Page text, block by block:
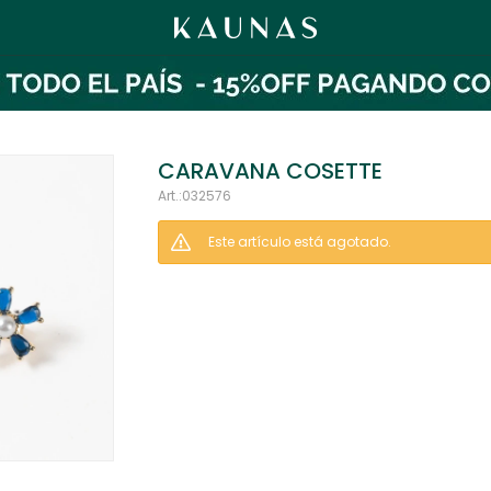
CARAVANA COSETTE
032576
Este artículo está agotado.